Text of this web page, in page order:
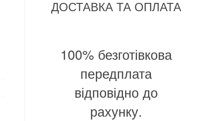
ДОСТАВКА ТА ОПЛАТА
100% безготівкова
передплата
відповідно до
рахунку.